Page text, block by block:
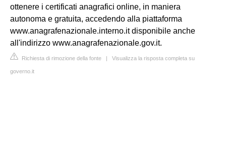
ottenere i certificati anagrafici online, in maniera
autonoma e gratuita, accedendo alla piattaforma
www.anagrafenazionale.interno.it disponibile anche
all'indirizzo www.anagrafenazionale.gov.it.
Richiesta di rimozione della fonte | Visualizza la risposta completa su
governo.it